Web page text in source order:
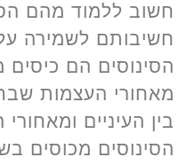
חשוב ללמוד מהם
חשיבותם לשמירה
הסינוסים הם כיסים
מאחורי העצמות
בין העיניים
הסינוסים מכוסים